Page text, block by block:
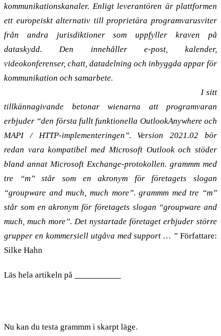
kommunikationskanaler. Enligt leverantören är plattformen
ett europeiskt alternativ till proprietära programvarusviter
från andra jurisdiktioner som uppfyller kraven på
dataskydd. Den innehåller e-post, kalender,
videokonferenser, chatt, datadelning och inbyggda appar för
kommunikation och samarbete.
I sitt
tillkännagivande betonar wienarna att programvaran
erbjuder “den första fullt funktionella OutlookAnywhere och
MAPI / HTTP-implementeringen”. Version 2021.02 bör
redan vara kompatibel med Microsoft Outlook och stöder
bland annat Microsoft Exchange-protokollen. grammm med
tre “m” står som en akronym för företagets slogan
“groupware and much, much more”. grammm med tre “m”
står som en akronym för företagets slogan “groupware and
much, much more”. Det nystartade företaget erbjuder större
grupper en kommersiell utgåva med support … ” Författare:
Silke Hahn
Läs hela artikeln på
Nu kan du testa grammm i skarpt läge.